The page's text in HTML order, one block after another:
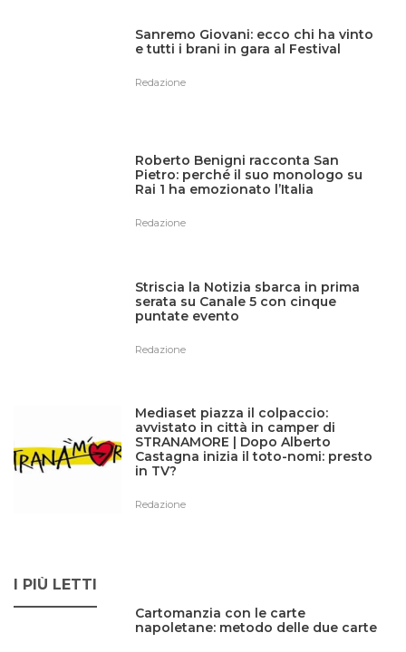
Sanremo Giovani: ecco chi ha vinto
e tutti i brani in gara al Festival
Redazione
Roberto Benigni racconta San
Pietro: perché il suo monologo su
Rai 1 ha emozionato l’Italia
Redazione
Striscia la Notizia sbarca in prima
serata su Canale 5 con cinque
puntate evento
Redazione
Mediaset piazza il colpaccio:
avvistato in città in camper di
STRANAMORE | Dopo Alberto
Castagna inizia il toto-nomi: presto
in TV?
Redazione
I PIÙ LETTI
Cartomanzia con le carte
napoletane: metodo delle due carte